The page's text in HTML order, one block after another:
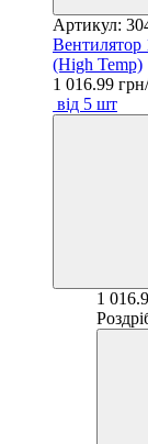
Артикул:
(High Temp)
1 016.99
від 5 шт
1